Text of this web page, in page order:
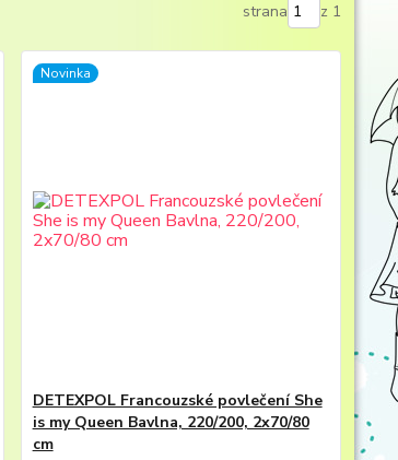
strana z 1
Novinka
DETEXPOL Francouzské povlečení She
is my Queen Bavlna, 220/200, 2x70/80
cm